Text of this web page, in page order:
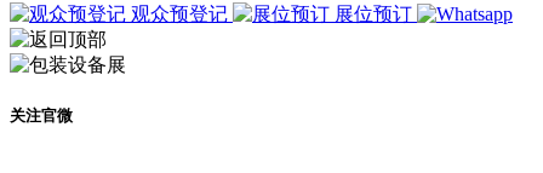
观众预登记
展位预订
关注官微